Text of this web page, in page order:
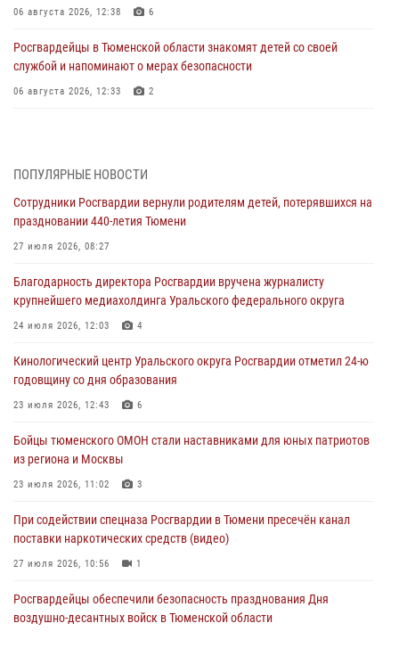
06 августа 2026, 12:38 6
Росгвардейцы в Тюменской области знакомят детей со своей
службой и напоминают о мерах безопасности
06 августа 2026, 12:33 2
06 августа 2026, 04:41 3
Росгвардейцы в Тюменской области почтили память генерала
армии Ивана Кирилловича Яковлева
05 августа 2026, 11:03
В Тюмени офицер Росгвардии в радиоэфире напомнил гражданам о
мерах безопасного владения оружием
05 августа 2026, 09:56
Военнослужащие Росгвардии сбили дрон-разведчик ВСУ на южном
направлении
05 августа 2026, 05:35
Стальной характер продемонстрировали росгвардейцы в ходе
масштабных спортивных событий на Урале
05 августа 2026, 05:22
ПОПУЛЯРНЫЕ НОВОСТИ
Сотрудники Росгвардии вернули родителям детей, потерявшихся на
праздновании 440-летия Тюмени
27 июля 2026, 08:27
Благодарность директора Росгвардии вручена журналисту
крупнейшего медиахолдинга Уральского федерального округа
24 июля 2026, 12:03 4
Кинологический центр Уральского округа Росгвардии отметил 24-ю
годовщину со дня образования
23 июля 2026, 12:43 6
Бойцы тюменского ОМОН стали наставниками для юных патриотов
из региона и Москвы
23 июля 2026, 11:02 3
При содействии спецназа Росгвардии в Тюмени пресечён канал
поставки наркотических средств (видео)
27 июля 2026, 10:56 1
Росгвардейцы обеспечили безопасность празднования Дня
воздушно-десантных войск в Тюменской области